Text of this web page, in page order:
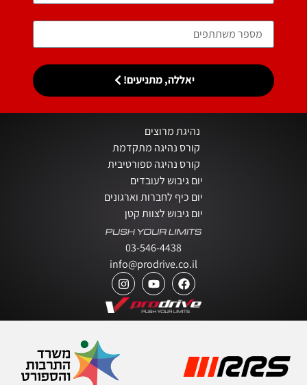
יאללה, מתניעים!
נהיגת מרוצים
קורס נהיגה מתקדמת
קורס נהיגה ספורטיבית
יום גיבוש לעובדים
יום כיף לחברות וארגונים
יום גיבוש לצוות קטן
03-546-4438
info@prodrive.co.il